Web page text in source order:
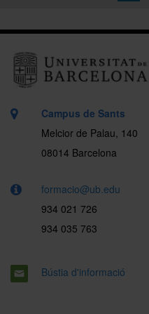
Campus de Sants
Melcior de Palau, 140
08014 Barcelona
formacio@ub.edu
934 021 726
934 035 763
Bústia d'informació